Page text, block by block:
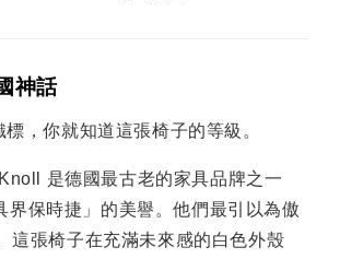
神話
標，你就知道這張椅子的等級。
是德國最古老的家具品牌之一
界保時捷」的美譽。他們最引以為傲
這張椅子在充滿未來感的白色外殼